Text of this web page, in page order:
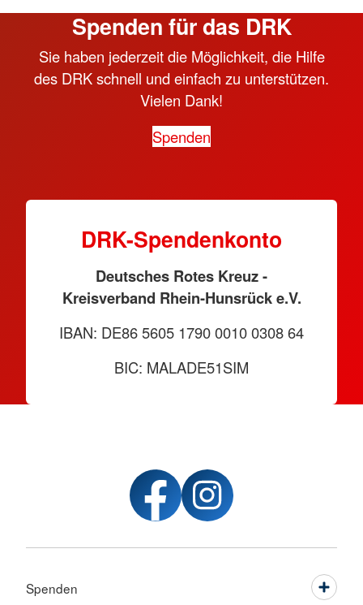
Spenden für das DRK
Sie haben jederzeit die Möglichkeit, die Hilfe
des DRK schnell und einfach zu unterstützen.
Vielen Dank!
Spenden
DRK-Spendenkonto
Deutsches Rotes Kreuz -
Kreisverband Rhein-Hunsrück e.V.
IBAN: DE86 5605 1790 0010 0308 64
BIC: MALADE51SIM
Spenden